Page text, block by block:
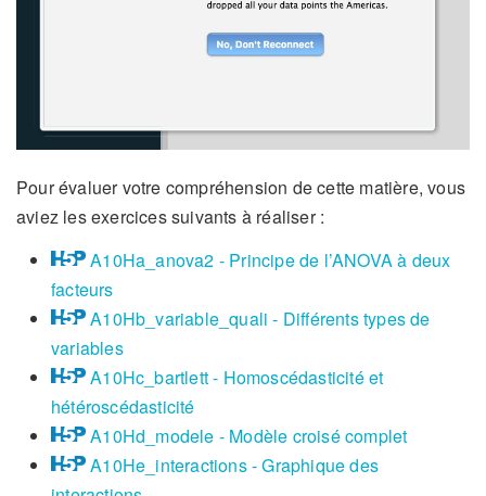
Pour évaluer votre compréhension de cette matière, vous
aviez les exercices suivants à réaliser :
A10Ha_anova2 - Principe de l’ANOVA à deux
facteurs
A10Hb_variable_quali - Différents types de
variables
A10Hc_bartlett - Homoscédasticité et
hétéroscédasticité
A10Hd_modele - Modèle croisé complet
A10He_interactions - Graphique des